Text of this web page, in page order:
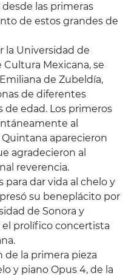
las primeras
de estos grandes de
la Universidad de
Cultura Mexicana, se
de Zubeldía,
de diferentes
de edad. Los primeros
al
aparecieron
agradecieron al
reverencia.
para dar vida al chelo y
su beneplácito por
de Sonora y
prolífico concertista
de la primera pieza
y piano Opus 4, de la